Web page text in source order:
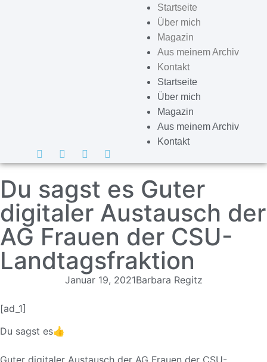
Startseite
Über mich
Magazin
Aus meinem Archiv
Kontakt
Startseite
Über mich
Magazin
Aus meinem Archiv
Kontakt
Du sagst es Guter
digitaler Austausch der
AG Frauen der CSU-
Landtagsfraktion
Januar 19, 2021Barbara Regitz
[ad_1]
Du sagst es👍